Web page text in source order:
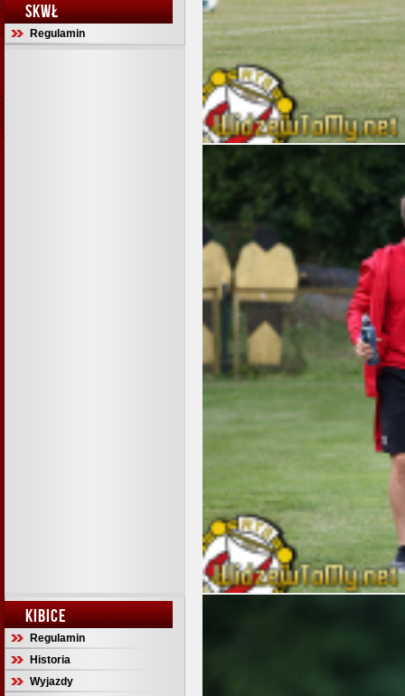
SKWŁ
Regulamin
KIBICE
Regulamin
Historia
Wyjazdy